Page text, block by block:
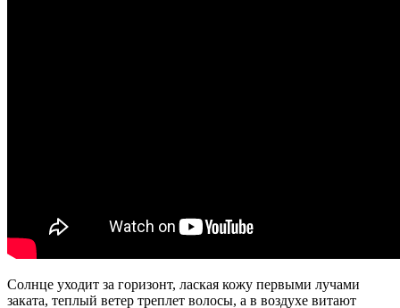
Солнце уходит за горизонт, лаская кожу первыми лучами
заката, теплый ветер треплет волосы, а в воздухе витают